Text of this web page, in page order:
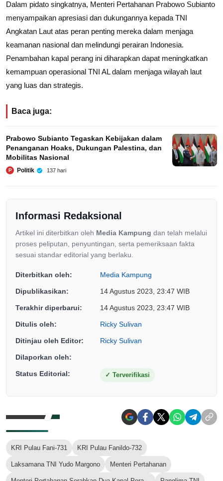
Dalam pidato singkatnya, Menteri Pertahanan Prabowo Subianto
menyampaikan apresiasi dan dukungannya kepada TNI
Angkatan Laut atas peran penting mereka dalam menjaga
keamanan nasional dan melindungi perairan Indonesia.
Penambahan kapal perang ini diharapkan dapat meningkatkan
kemampuan operasional TNI AL dalam menjaga wilayah laut
yang luas dan strategis.
Baca juga:
Prabowo Subianto Tegaskan Kebijakan dalam
Penanganan Hoaks, Dukungan Palestina, dan
Mobilitas Nasional
P Politik 137 hari
Informasi Redaksional
Artikel ini diterbitkan oleh Media Kampung dan telah melalui
proses peliputan, penyuntingan, serta pemeriksaan fakta
sesuai standar editorial yang berlaku.
Diterbitkan oleh: Media Kampung
Dipublikasikan: 14 Agustus 2023, 23:47 WIB
Terakhir diperbarui: 14 Agustus 2023, 23:47 WIB
Ditulis oleh: Ricky Sulivan
Ditinjau oleh Editor: Ricky Sulivan
Dilaporkan oleh:
Status Editorial: ✓ Terverifikasi
KRI Pulau Fani-731 KRI Pulau Fanildo-732
Laksamana TNI Yudo Margono Menteri Pertahanan